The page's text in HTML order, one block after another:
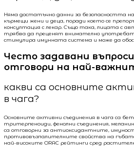
Няма достатъчно данни за безопасността
кърмещи жени и деца, поради което се
консултация с лекар. Също така, лицата с
трябва да преценят внимателно
стимулира имунната система и може да
Често задавани въпроси
отговори на най-
какви са основните
в чага?
Основните активни съединения в чага са
тритерпеноиди, фенолни съединения,
са отговорни за антиоксидантните,
противовъзпалителните свойства на
най-високите ORAC рейтинги сред